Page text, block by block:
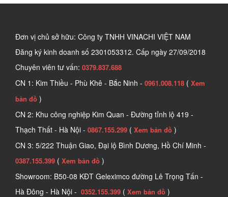
Đơn vị chủ sở hữu: Công ty TNHH VINACHI VIỆT NAM
Đăng ký kinh doanh số 2301053312. Cấp ngày 27/09/2018
Chuyên viên tư vấn: 0379.837.688
CN 1: Kim Thiều - Phù Khê - Bắc Ninh - 0961.008.118 ( Xem
bản đồ )
CN 2: Khu công nghiệp Kim Quan - Đường tỉnh lộ 419 -
Thạch Thất - Hà Nội - 0867.155.299 ( Xem bản đồ )
CN 3: 5/222 Thuận Giao, Đại lộ Bình Dương, Hồ Chí Minh -
0387.155.399 ( Xem bản đồ )
Showroom: B50-08 KĐT Geleximco đường Lê Trọng Tấn -
Hà Đông - Hà Nội - 0352.155.399 ( Xem bản đồ )